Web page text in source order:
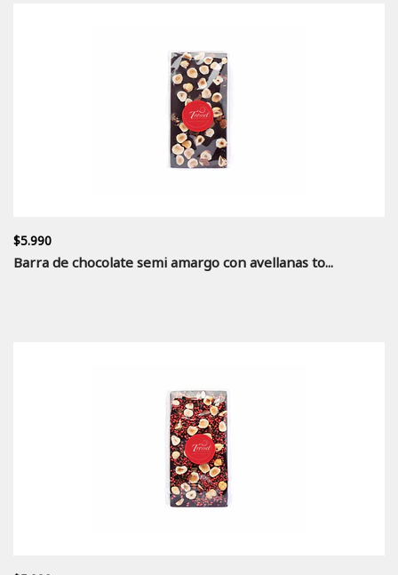
$5.990
Barra de chocolate semi amargo con avellanas to...